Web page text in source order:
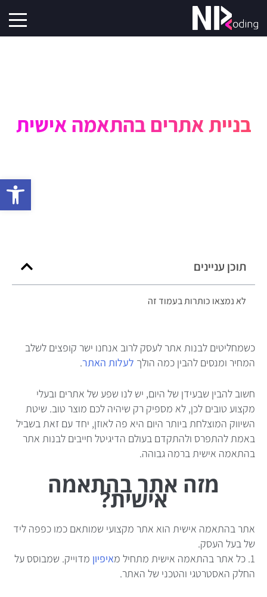
פתח
בניית אתרים בהתאמה אישית
כשמחליטים לבנות אתר לעסק לרוב אנחנו ישר קופצים לשלב
המחיר ומנסים להבין כמה הולך לעלות האתר.
חשוב להבין שבעידן של היום, יש לנו שפע של אתרים ובעלי
מקצוע טובים לכן, לא מספיק רק שיהיה לכם מוצר טוב. שיטת
השיווק המוצלחת ביותר היום היא פה לאוזן, יחד עם זאת בשביל
באמת להתפרס ולהתקדם בעולם הדיגיטל חייבים לבנות אתר
בהתאמה אישית ברמה גבוהה.
מזה אתר בהתאמה
אישית?
אתר בהתאמה אישית הוא אתר מקצועי שמותאם כמו כפפה ליד
של בעל העסק.
1. כל אתר בהתאמה אישית מתחיל מ
איפיון מדוייק. שמבוסס על
החלק האסטרטגי והטכני של האתר.
תוכן עניינים
לא נמצאו כותרות בעמוד זה